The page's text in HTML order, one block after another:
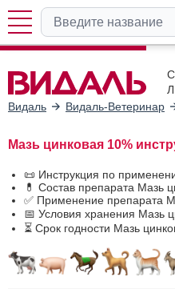
Видаль
Видаль-Ветеринар
Мазь цинковая 10%
📜 Инструкция по
💊 Состав препарата Мазь
✅ Применение препарата
📅 Условия хранения Мазь
⏳ Срок годности Мазь